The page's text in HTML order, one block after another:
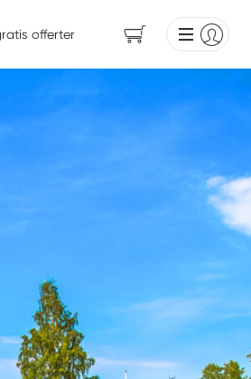
offerter